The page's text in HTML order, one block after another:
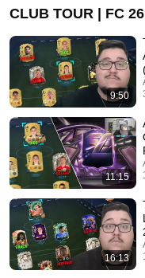
CLUB TOUR | FC 26
9:50
11:15
16:13